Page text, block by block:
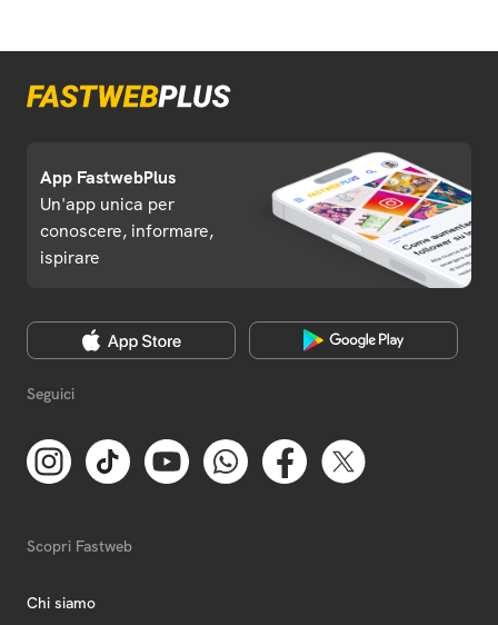
App FastwebPlus
Un'app unica per
conoscere, informare,
ispirare
Seguici
Scopri Fastweb
Chi siamo